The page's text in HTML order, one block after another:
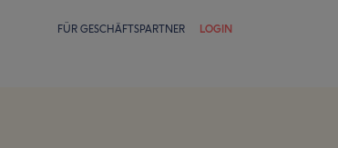
FÜR GESCHÄFTSPARTNER LOGIN